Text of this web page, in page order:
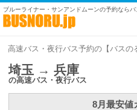
ブルーライナー・サンアンドムーンの予約なら
高速バス・夜行バス予約の【バスの
埼玉 → 兵庫
の高速バス・夜行バス
8月最安値